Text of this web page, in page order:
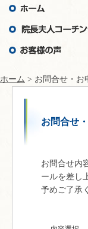
ホーム > お問合せ・お
お問合せ
お問合せ内
ールを差し
予めご了承